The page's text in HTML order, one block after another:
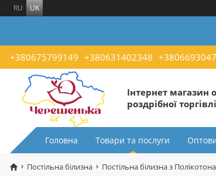
RU UK
+380675799149 +380631402348
Інтернет магазин
роздрібної торгівлі
Головна Товари та послуги
Постільна білизна Постільна білизна з Полікотона